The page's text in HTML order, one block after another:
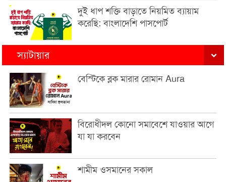
দুই ধাপ শক্তি বাড়াতে নিয়মিত ব্যায়াম
করেছি: বাংলাদেশি পাসপোর্ট
স্যাটায়ার
বেস্টিকে ব্লক মারার রোমান Aura
বিরোধীদল কোনো সমাবেশে যাওয়ার আগে
যা যা করবেন
শামীম ওসমানের সকাল